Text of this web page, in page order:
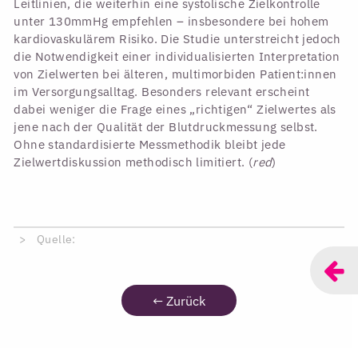
Leitlinien, die weiterhin eine systolische Zielkontrolle
unter 130mmHg empfehlen – insbesondere bei hohem
kardiovaskulärem Risiko. Die Studie unterstreicht jedoch
die Notwendigkeit einer individualisierten Interpretation
von Zielwerten bei älteren, multimorbiden Patient:innen
im Versorgungsalltag. Besonders relevant erscheint
dabei weniger die Frage eines „richtigen“ Zielwertes als
jene nach der Qualität der Blutdruckmessung selbst.
Ohne standardisierte Messmethodik bleibt jede
Zielwertdiskussion methodisch limitiert. (red)
Quelle:
← Zurück